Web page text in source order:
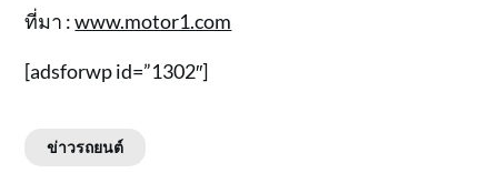
ที่มา :www.motor1.com
[adsforwp id=”1302″]
ข่าวรถยนต์